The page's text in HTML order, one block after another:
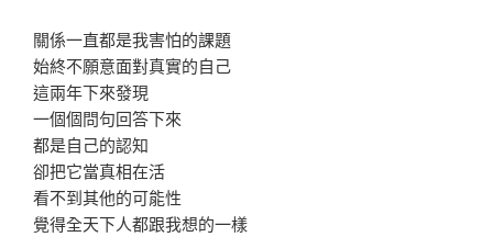
關係一直都是我害怕的課題
始終不願意面對真實的自己
這兩年下來發現
一個個問句回答下來
都是自己的認知
卻把它當真相在活
看不到其他的可能性
覺得全天下人都跟我想的一樣